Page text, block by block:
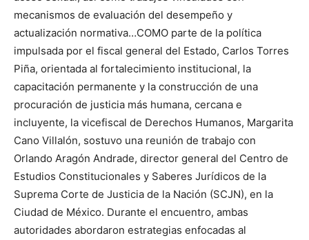
mecanismos de evaluación del desempeño y
actualización normativa…COMO parte de la política
impulsada por el fiscal general del Estado, Carlos Torres
Piña, orientada al fortalecimiento institucional, la
capacitación permanente y la construcción de una
procuración de justicia más humana, cercana e
incluyente, la vicefiscal de Derechos Humanos, Margarita
Cano Villalón, sostuvo una reunión de trabajo con
Orlando Aragón Andrade, director general del Centro de
Estudios Constitucionales y Saberes Jurídicos de la
Suprema Corte de Justicia de la Nación (SCJN), en la
Ciudad de México. Durante el encuentro, ambas
autoridades abordaron estrategias enfocadas al